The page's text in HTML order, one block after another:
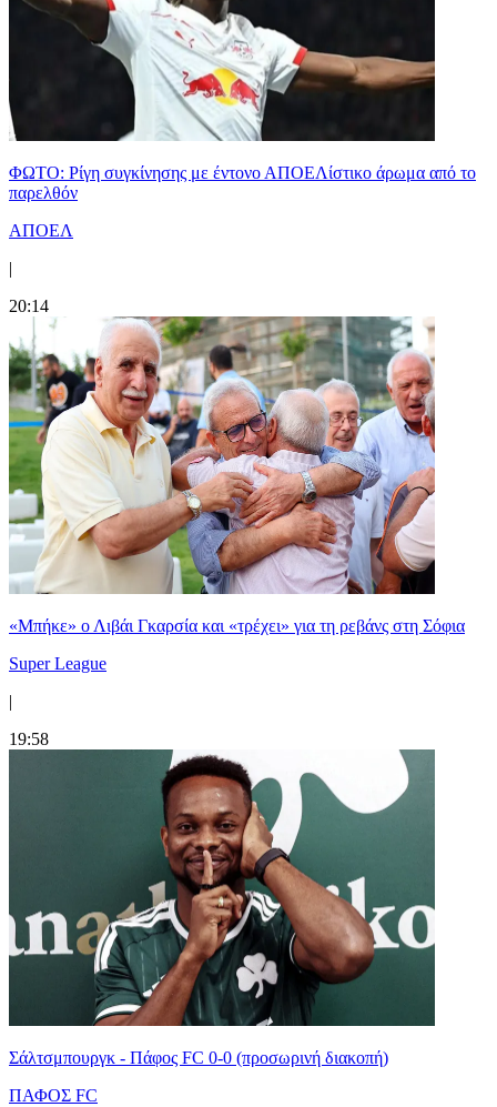
ΦΩΤΟ: Ρίγη συγκίνησης με έντονο ΑΠΟΕΛίστικο άρωμα από το
παρελθόν
ΑΠΟΕΛ
|
20:14
«Μπήκε» ο Λιβάι Γκαρσία και «τρέχει» για τη ρεβάνς στη Σόφια
Super League
|
19:58
Σάλτσμπουργκ - Πάφος FC 0-0 (προσωρινή διακοπή)
ΠΑΦΟΣ FC